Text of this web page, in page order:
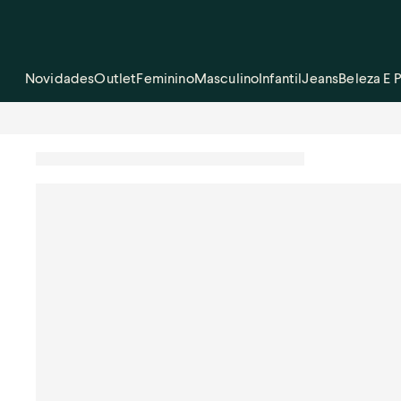
NovidadesOutletFemininoMasculinoInfantilJeansBeleza E